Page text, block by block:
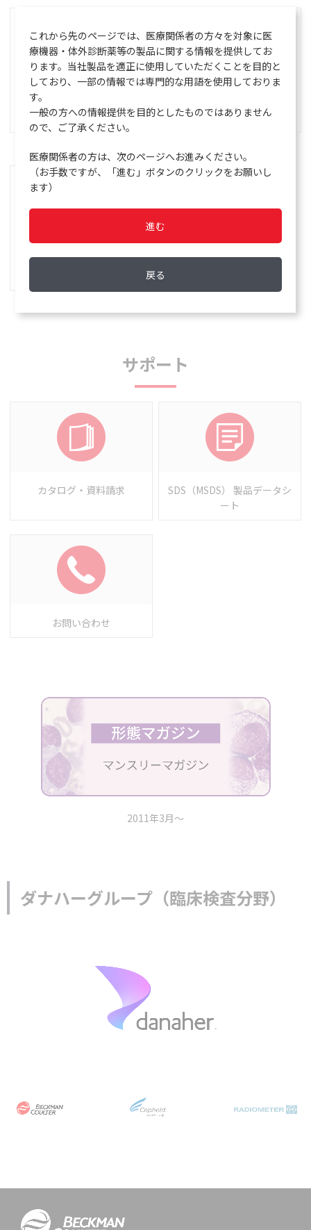
サポート
カタログ・資料請求
SDS（MSDS） 製品データシ
ート
お問い合わせ
2011年3月～
ダナハーグループ（臨床検査分野）
これから先のページでは、医療関係者の方々を対象に医
療機器・体外診断薬等の製品に関する情報を提供してお
ります。当社製品を適正に使用していただくことを目的と
しており、一部の情報では専門的な用語を使用しておりま
す。
一般の方への情報提供を目的としたものではありません
ので、ご了承ください。
医療関係者の方は、次のページへお進みください。
（お手数ですが、「進む」ボタンのクリックをお願いし
ます）
進む
戻る